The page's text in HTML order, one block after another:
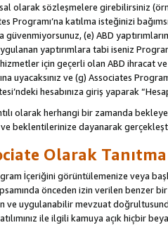
olarak sözleşmelere girebilirsiniz
Programı’na katılma isteğinizi
güvenmiyorsunuz, (e) ABD
yaptırımlara tabi iseniz
için geçerli olan ABD ihracat
uyacaksınız ve (g) Associates
hesabınıza giriş yaparak
olarak herhangi bir zamanda
beklentilerinize dayanarak
Olarak
İçeriğini görüntülemenize veya
önceden izin verilen benzer
ve uygulanabilir mevzuat
ile ilgili kamuya açık hiçbir